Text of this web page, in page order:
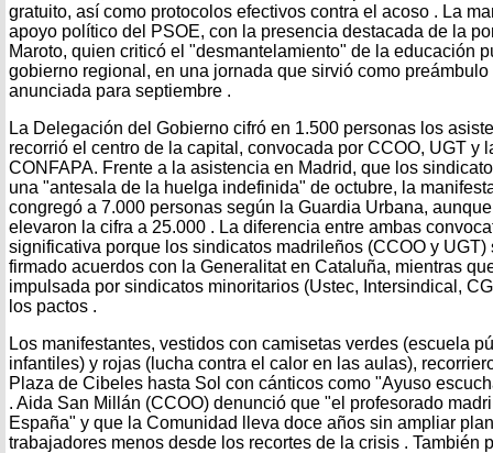
gratuito, así como protocolos efectivos contra el acoso . La
apoyo político del PSOE, con la presencia destacada de la
Maroto, quien criticó el "desmantelamiento" de la educación
gobierno regional, en una jornada que sirvió como
anunciada para septiembre .
La Delegación del Gobierno cifró en 1.500 personas los
recorrió el centro de la capital, convocada por CCOO, UGT y
CONFAPA. Frente a la asistencia en Madrid, que los
una "antesala de la huelga indefinida" de octubre, la
congregó a 7.000 personas según la Guardia Urbana,
elevaron la cifra a 25.000 . La diferencia entre ambas
significativa porque los sindicatos madrileños (CCOO y
firmado acuerdos con la Generalitat en Cataluña, mientras
impulsada por sindicatos minoritarios (Ustec, Intersindical,
los pactos .
Los manifestantes, vestidos con camisetas verdes (escuela
infantiles) y rojas (lucha contra el calor en las aulas),
Plaza de Cibeles hasta Sol con cánticos como "Ayuso
. Aida San Millán (CCOO) denunció que "el profesorado
España" y que la Comunidad lleva doce años sin ampliar
trabajadores menos desde los recortes de la crisis . También